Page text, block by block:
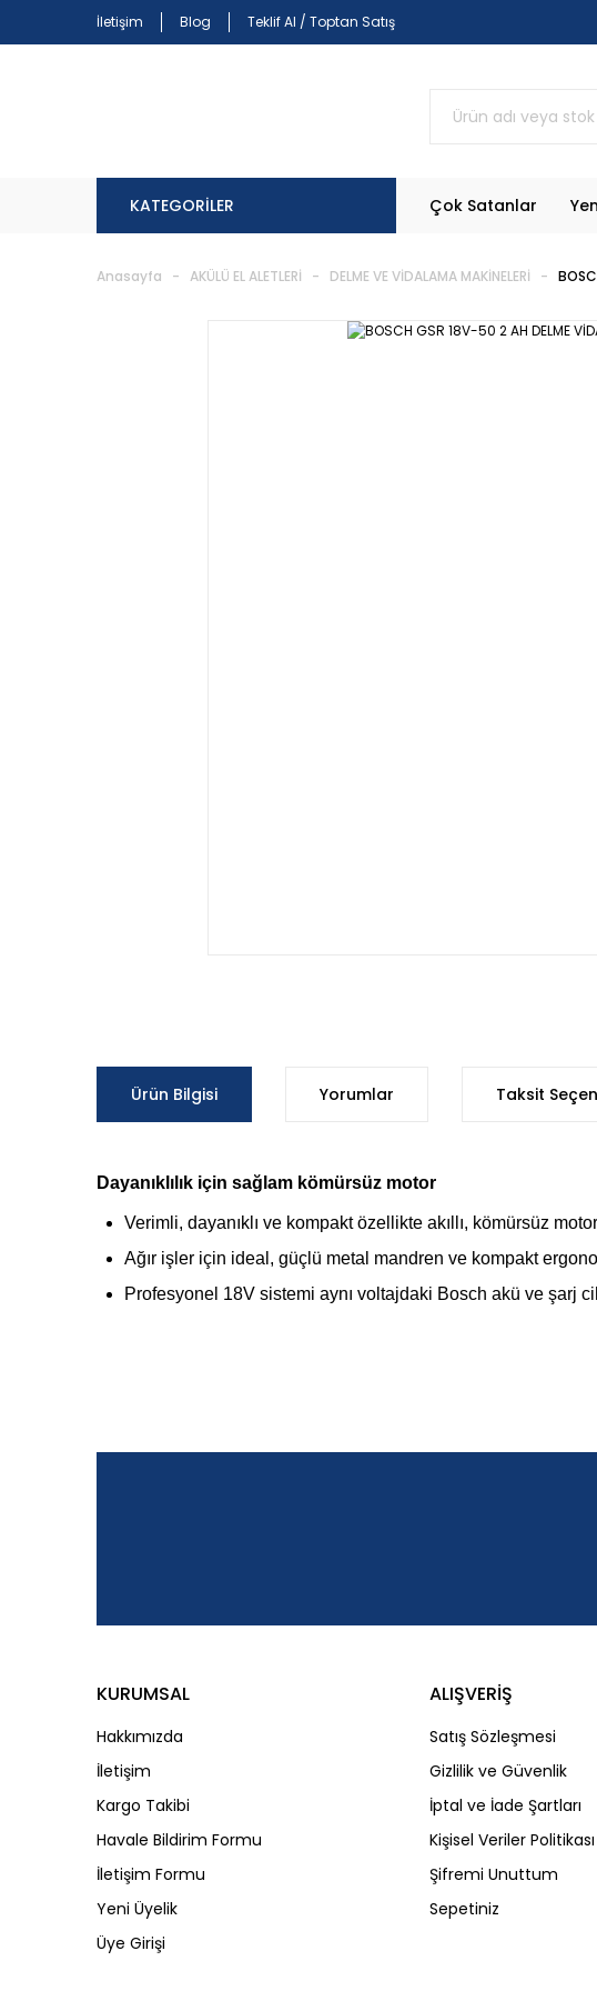
İletişim Blog Teklif Al / Toptan Satış
KATEGORİLER Çok Satanlar
Anasayfa AKÜLÜ EL ALETLERİ DELME VE VİDALAMA MAKİNELERİ
Ürün Bilgisi Yorumlar Taksit
Dayanıklılık için sağlam kömürsüz motor
Verimli, dayanıklı ve kompakt özellikte akıllı, kömürsüz motor
Ağır işler için ideal, güçlü metal mandren ve kompakt
Profesyonel 18V sistemi aynı voltajdaki Bosch akü ve şarj
KURUMSAL
Hakkımızda
İletişim
Kargo Takibi
Havale Bildirim Formu
İletişim Formu
Yeni Üyelik
Üye Girişi
ALIŞVERİŞ
Satış Sözleşmesi
Gizlilik ve Güvenlik
İptal ve İade Şartları
Kişisel Veriler Politikası
Şifremi Unuttum
Sepetiniz